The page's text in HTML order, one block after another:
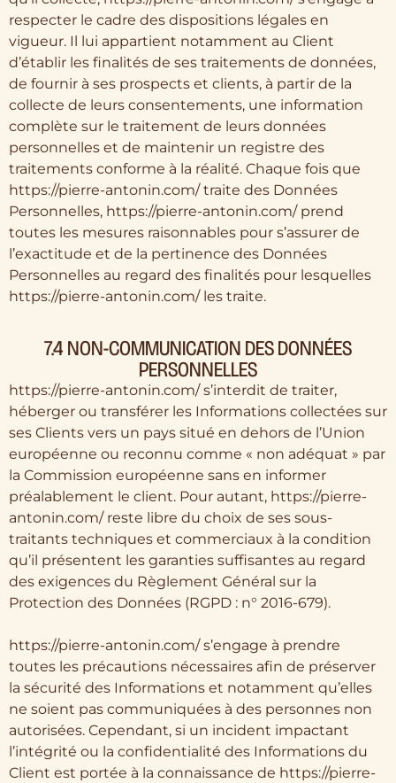
respecter le cadre des dispositions légales en
vigueur. Il lui appartient notamment au Client
d’établir les finalités de ses traitements de données,
de fournir à ses prospects et clients, à partir de la
collecte de leurs consentements, une information
complète sur le traitement de leurs données
personnelles et de maintenir un registre des
traitements conforme à la réalité. Chaque fois que
https://pierre-antonin.com/ traite des Données
Personnelles, https://pierre-antonin.com/ prend
toutes les mesures raisonnables pour s’assurer de
l’exactitude et de la pertinence des Données
Personnelles au regard des finalités pour lesquelles
https://pierre-antonin.com/ les traite.
7.4 NON-COMMUNICATION DES DONNÉES
PERSONNELLES
https://pierre-antonin.com/ s’interdit de traiter,
héberger ou transférer les Informations collectées sur
ses Clients vers un pays situé en dehors de l’Union
européenne ou reconnu comme « non adéquat » par
la Commission européenne sans en informer
préalablement le client. Pour autant, https://pierre-
antonin.com/ reste libre du choix de ses sous-
traitants techniques et commerciaux à la condition
qu’il présentent les garanties suffisantes au regard
des exigences du Règlement Général sur la
Protection des Données (RGPD : n° 2016-679).
https://pierre-antonin.com/ s’engage à prendre
toutes les précautions nécessaires afin de préserver
la sécurité des Informations et notamment qu’elles
ne soient pas communiquées à des personnes non
autorisées. Cependant, si un incident impactant
l’intégrité ou la confidentialité des Informations du
Client est portée à la connaissance de https://pierre-